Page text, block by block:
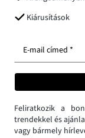
Kiárusítások
E-mail címed *
Feliratkozik a
trendekkel és
vagy bármely